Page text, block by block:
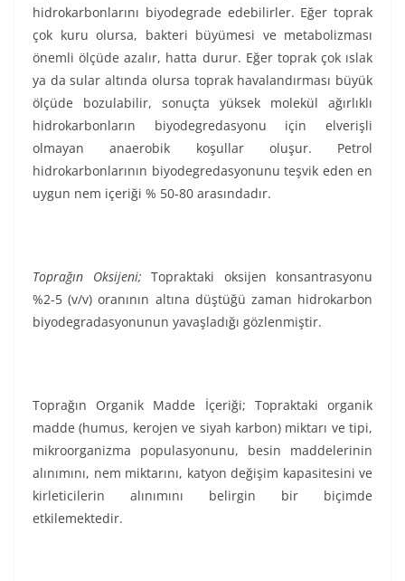
hidrokarbonlarını biyodegrade edebilirler. Eğer toprak
çok kuru olursa, bakteri büyümesi ve metabolizması
önemli ölçüde azalır, hatta durur. Eğer toprak çok ıslak
ya da sular altında olursa toprak havalandırması büyük
ölçüde bozulabilir, sonuçta yüksek molekül ağırlıklı
hidrokarbonların biyodegredasyonu için elverişli
olmayan anaerobik koşullar oluşur. Petrol
hidrokarbonlarının biyodegredasyonunu teşvik eden en
uygun nem içeriği % 50-80 arasındadır.
Toprağın Oksijeni; Topraktaki oksijen konsantrasyonu
%2-5 (v/v) oranının altına düştüğü zaman hidrokarbon
biyodegradasyonunun yavaşladığı gözlenmiştir.
Toprağın Organik Madde İçeriği; Topraktaki organik
madde (humus, kerojen ve siyah karbon) miktarı ve tipi,
mikroorganizma populasyonunu, besin maddelerinin
alınımını, nem miktarını, katyon değişim kapasitesini ve
kirleticilerin alınımını belirgin bir biçimde
etkilemektedir.